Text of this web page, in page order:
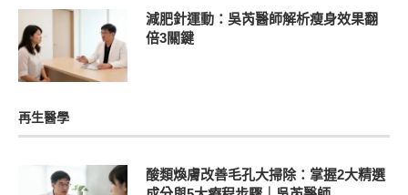
減肥針運動：吳芮醫師解析瘦身效果翻
倍3關鍵
再生醫學
酸類煥膚改善毛孔大掃除：掌握2大精選